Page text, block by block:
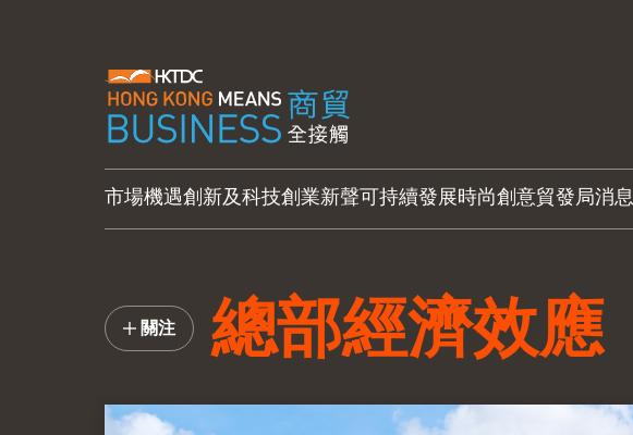
市場機遇創新及科技創業新聲可持續發展時尚創意貿發局消息
總部經濟效應
關注